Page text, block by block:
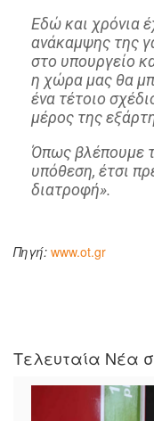
Εδώ και χρόνια
ανάκαμψης της
στο υπουργείο
η χώρα μας θα
ένα τέτοιο
μέρος της
Όπως βλέπουμε
υπόθεση, έτσι
διατροφή».
Πηγή: www.ot.gr
Τελευταία Νέα